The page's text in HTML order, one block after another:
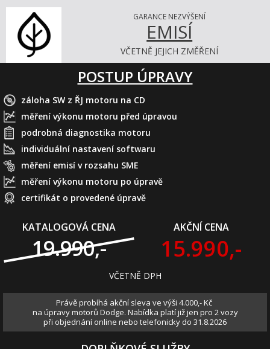
GARANCE NEZVÝŠENÍ
EMISÍ
VČETNĚ JEJICH ZMĚŘENÍ
POSTUP ÚPRAVY
záloha SW z ŘJ motoru na CD
měření výkonu motoru před úpravou
podrobná diagnostika motoru
individuální nastavení softwaru
měření emisí v rozsahu SME
měření výkonu motoru po úpravě
certifikát o provedené úpravě
KATALOGOVÁ CENA
19.990,-
AKČNÍ CENA
15.990,-
VČETNĚ DPH
Právě probíhá akční sleva ve výši 4.000,- Kč
na úpravy motorů Dodge. Nabídka platí již jen pro 2 vozy
při objednání online nebo telefonicky do 31.8.2026